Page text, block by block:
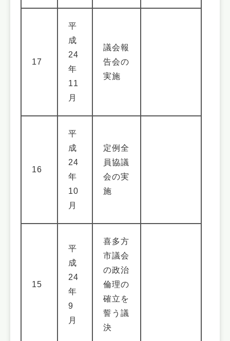
17
平
成
24
年
11
月
議会報
告会の
実施
16
平
成
24
年
10
月
定例全
員協議
会の実
施
15
平
成
24
年
9
月
喜多方
市議会
の政治
倫理の
確立を
誓う議
決